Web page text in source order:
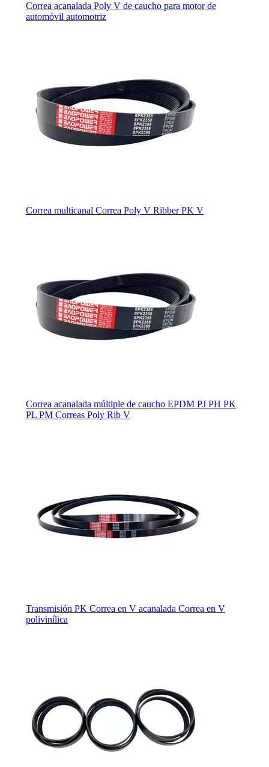
Correa acanalada Poly V de caucho para motor de
automóvil automotriz
Correa multicanal Correa Poly V Ribber PK V
Correa acanalada múltiple de caucho EPDM PJ PH PK
PL PM Correas Poly Rib V
Transmisión PK Correa en V acanalada Correa en V
polivinílica